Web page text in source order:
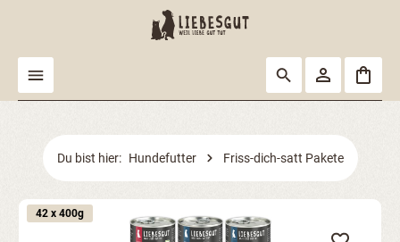
Du bist hier: Hundefutter Friss-dich-satt Pakete
Bildergalerie überspringen
42 x 400g